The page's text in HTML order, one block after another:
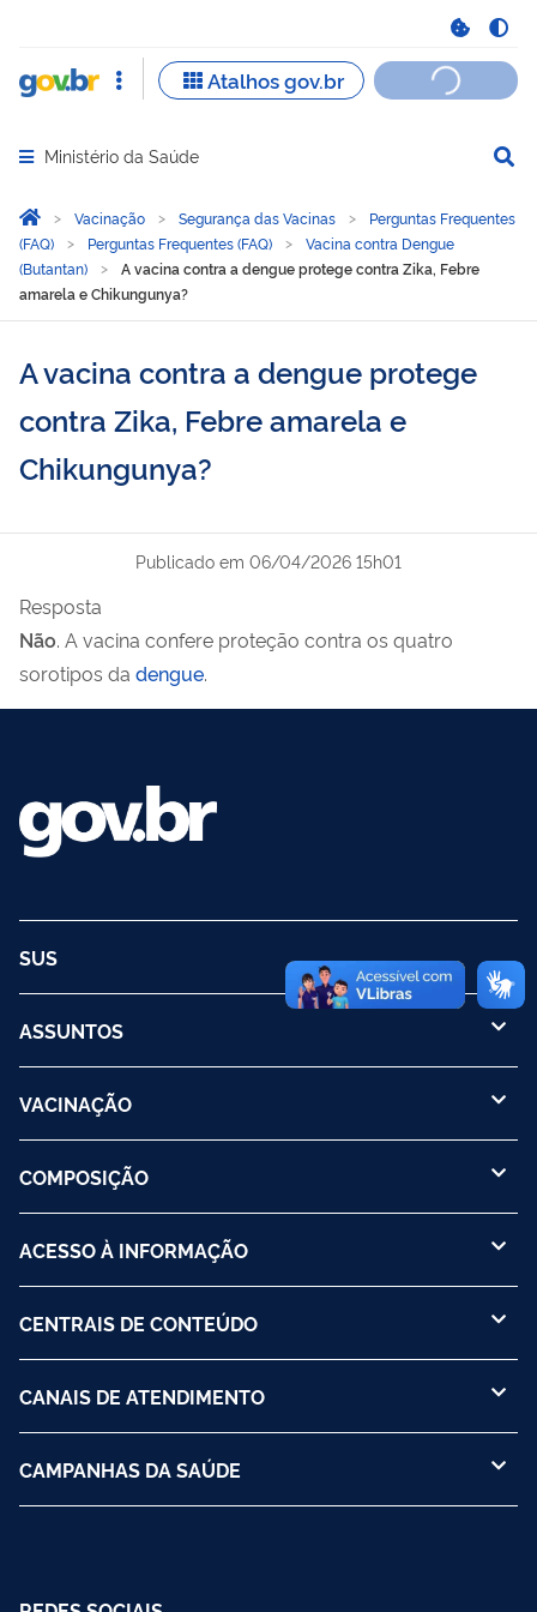
Abrir menu principal de navegação
Ministério da Saúde
Você está aqui:
Página Inicial
Vacinação Segurança das Vacinas
Perguntas Frequentes
(FAQ)
Perguntas Frequentes (FAQ)
Vacina contra Dengue
(Butantan)
A vacina contra a dengue protege contra Zika, Febre
amarela e Chikungunya?
A vacina contra a dengue protege
contra Zika, Febre amarela e
Chikungunya?
Publicado em 06/04/2026 15h01
Resposta
Não. A vacina confere proteção contra os quatro
sorotipos da dengue.
SUS
ASSUNTOS
VACINAÇÃO
COMPOSIÇÃO
ACESSO À INFORMAÇÃO
CENTRAIS DE CONTEÚDO
CANAIS DE ATENDIMENTO
CAMPANHAS DA SAÚDE